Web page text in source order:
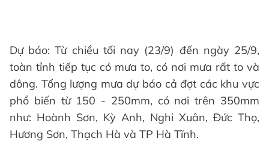
Dự báo: Từ chiều tối nay (23/9) đến ngày 25/9,
toàn tỉnh tiếp tục có mưa to, có nơi mưa rất to và
dông. Tổng lượng mưa dự báo cả đợt các khu vực
phổ biến từ 150 - 250mm, có nơi trên 350mm
như: Hoành Sơn, Kỳ Anh, Nghi Xuân, Đức Thọ,
Hương Sơn, Thạch Hà và TP Hà Tĩnh.